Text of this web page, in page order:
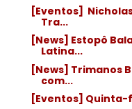
[Eventos]
Tra...
[News] Estopô
Latina...
[News] Trimanos
com...
[Eventos] Quinta-